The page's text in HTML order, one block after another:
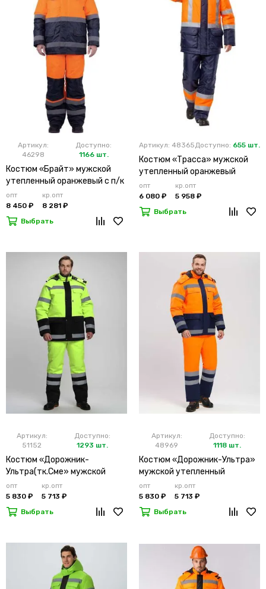
Артикул:
46298
Доступно:
1166 шт.
Костюм «Брайт» мужской
утепленный оранжевый с п/к
опт
8 450 ₽
кр.опт
8 281 ₽
Выбрать
Артикул: 48365Доступно: 655 шт.
Костюм «Трасса» мужской
утепленный оранжевый
опт
6 080 ₽
кр.опт
5 958 ₽
Выбрать
Артикул:
51152
Доступно:
1293 шт.
Костюм «Дорожник-
Ультра(тк.Сме» мужской
утепленный лимонный
опт
5 830 ₽
кр.опт
5 713 ₽
Выбрать
Артикул:
48969
Доступно:
1118 шт.
Костюм «Дорожник-Ультра»
мужской утепленный
оранжевый
опт
5 830 ₽
кр.опт
5 713 ₽
Выбрать